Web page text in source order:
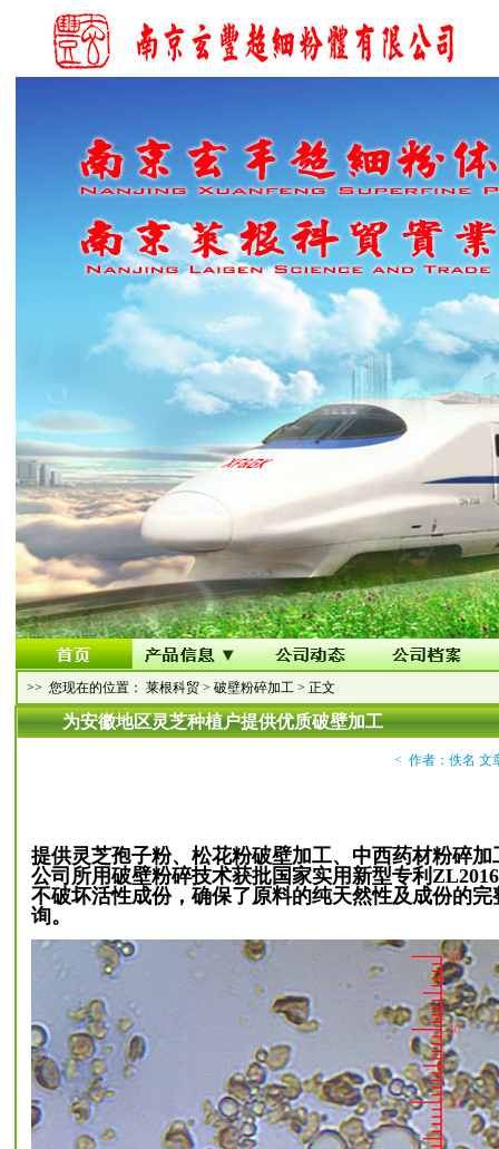
>> 您现在的位置： 莱根科贸 > 破壁粉碎加工 > 正文
为安徽地区灵芝种植户提供优质破壁加工
< 作者：佚名 文
提供灵芝孢子粉、松花粉破壁加工、中西药材粉碎加
公司所用破壁粉碎技术获批国家实用新型专利
不破坏活性成份，确保了原料的纯天然性及成份的
询。